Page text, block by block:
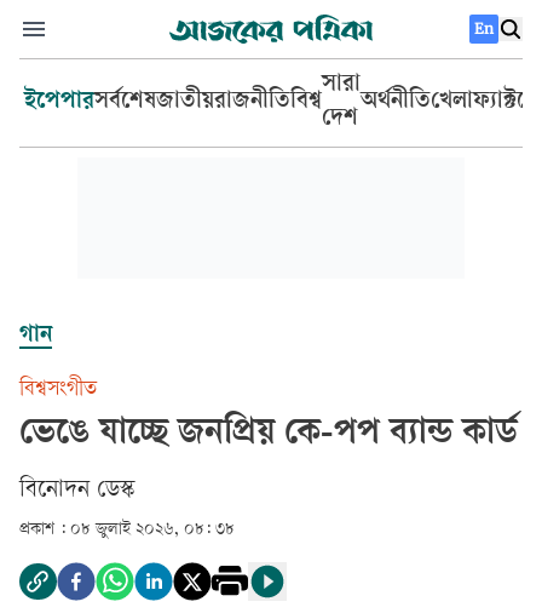
En
ইপেপারসর্বশেষজাতীয়রাজনীতিবিশ্ব
সারা
দেশ
অর্থনীতিখেলা
গান
বিশ্বসংগীত
ভেঙে যাচ্ছে জনপ্রিয় কে-পপ ব্যান্ড কার্ড
বিনোদন ডেস্ক
প্রকাশ : ০৮ জুলাই ২০২৬, ০৮: ৩৮